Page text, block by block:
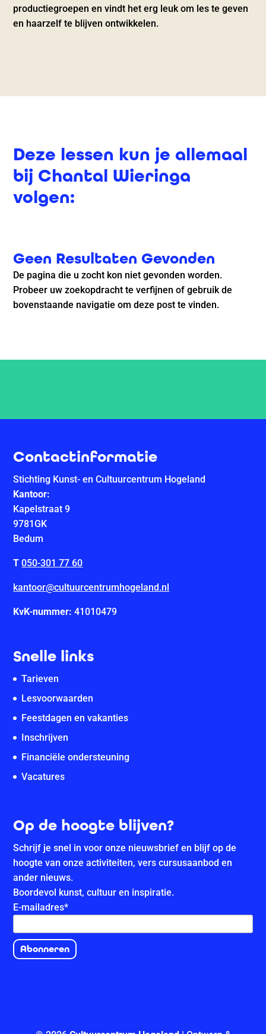
productiegroepen en vindt het erg leuk om les te geven
en haarzelf te blijven ontwikkelen.
Deze lessen kun je allemaal
bij Chantal Wieringa
volgen:
Geen Resultaten Gevonden
De pagina die u zocht kon niet gevonden worden.
Probeer uw zoekopdracht te verfijnen of gebruik de
bovenstaande navigatie om deze post te vinden.
Contactinformatie
Stichting Kunst- en Cultuurcentrum Hogeland
Kantoor:
Kapelstraat 9
9781GK
Bedum
T 050-301 77 60
kantoor@cultuurcentrumhogeland.nl
KvK-nummer: 41010479
Snelle links
Tarieven
Lesvoorwaarden
Feestdagen en vakanties
Inschrijven
Financiële ondersteuning
Vacatures
Op de hoogte blijven?
Schrijf je snel in voor onze nieuwsbrief en blijf op de
hoogte van onze activiteiten, vers cursusaanbod en
ander nieuws.
Boordevol kunst, cultuur en inspiratie.
E-mailadres*
Abonneren